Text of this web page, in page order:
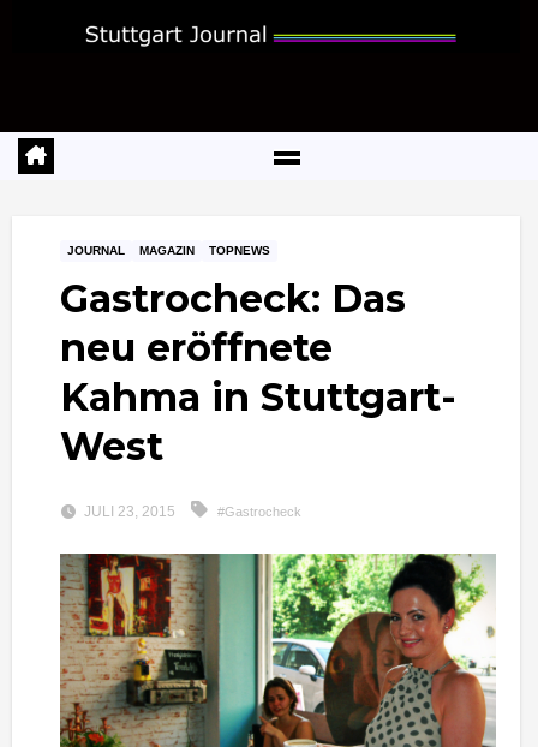
JOURNAL MAGAZIN TOPNEWS
Gastrocheck: Das
neu eröffnete
Kahma in Stuttgart-
West
JULI 23, 2015 #Gastrocheck